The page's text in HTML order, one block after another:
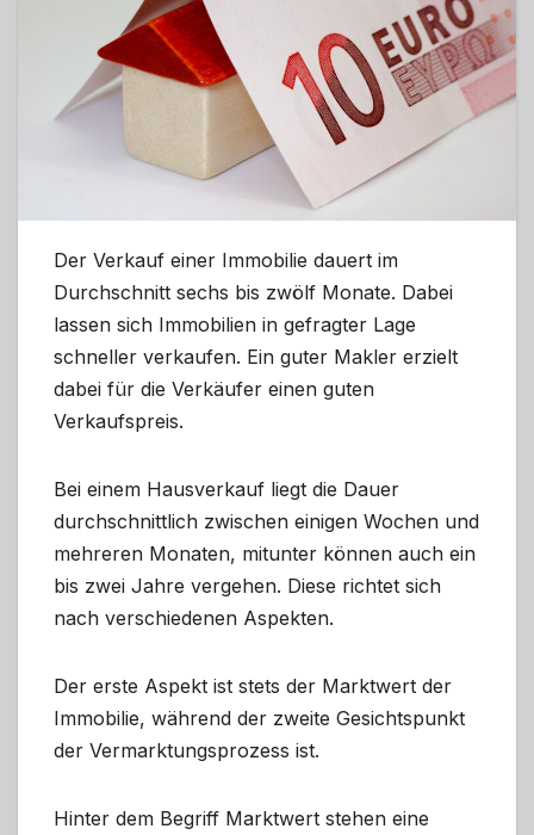
Der Verkauf einer Immobilie dauert im
Durchschnitt sechs bis zwölf Monate. Dabei
lassen sich Immobilien in gefragter Lage
schneller verkaufen. Ein guter Makler erzielt
dabei für die Verkäufer einen guten
Verkaufspreis.
Bei einem Hausverkauf liegt die Dauer
durchschnittlich zwischen einigen Wochen und
mehreren Monaten, mitunter können auch ein
bis zwei Jahre vergehen. Diese richtet sich
nach verschiedenen Aspekten.
Der erste Aspekt ist stets der Marktwert der
Immobilie, während der zweite Gesichtspunkt
der Vermarktungsprozess ist.
Hinter dem Begriff Marktwert stehen eine